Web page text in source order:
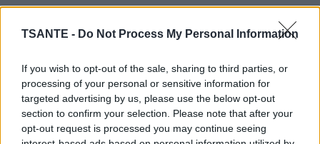
TSANTE - Do Not Process My Personal Information
If you wish to opt-out of the sale, sharing to third parties, or
processing of your personal or sensitive information for
targeted advertising by us, please use the below opt-out
section to confirm your selection. Please note that after your
opt-out request is processed you may continue seeing